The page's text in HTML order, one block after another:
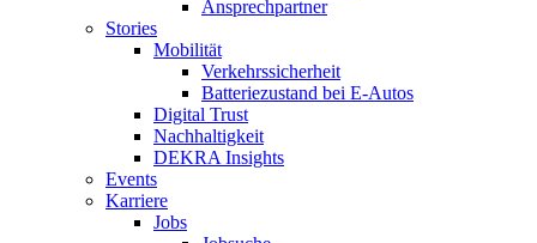
Ansprechpartner
Stories
Mobilität
Verkehrssicherheit
Batteriezustand bei E-Autos
Digital Trust
Nachhaltigkeit
DEKRA Insights
Events
Karriere
Jobs